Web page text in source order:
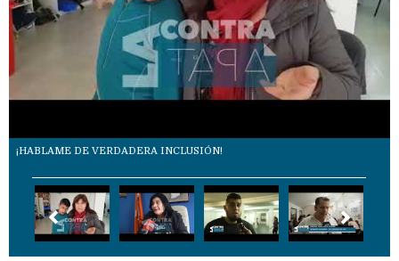
¡HABLAME DE VERDADERA INCLUSIÓN!